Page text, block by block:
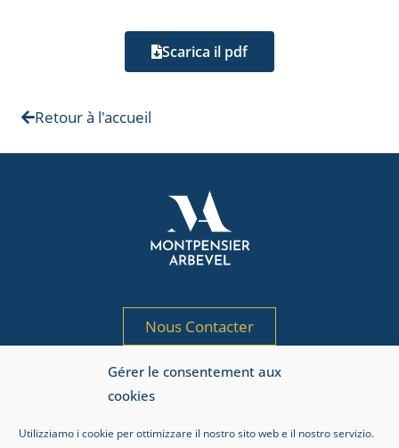
Gérer le consentement aux
cookies
Utilizziamo i cookie per ottimizzare il nostro sito web e il nostro servizio.
Scarica il pdf
Retour à l'accueil
Nous Contacter
Société de gestion de portefeuille agréée
par l’AMF sous le n° GP 97-125